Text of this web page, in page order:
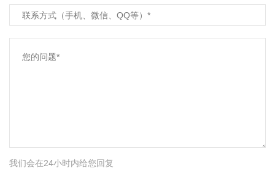
我们会在24小时内给您回复